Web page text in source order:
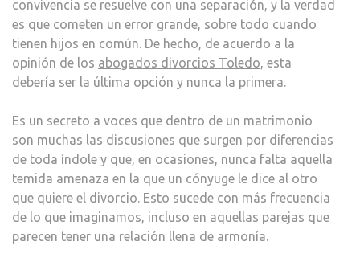
convivencia se resuelve con una separación, y la verdad
es que cometen un error grande, sobre todo cuando
tienen hijos en común. De hecho, de acuerdo a la
opinión de los abogados divorcios Toledo, esta
debería ser la última opción y nunca la primera.
Es un secreto a voces que dentro de un matrimonio
son muchas las discusiones que surgen por diferencias
de toda índole y que, en ocasiones, nunca falta aquella
temida amenaza en la que un cónyuge le dice al otro
que quiere el divorcio. Esto sucede con más frecuencia
de lo que imaginamos, incluso en aquellas parejas que
parecen tener una relación llena de armonía.